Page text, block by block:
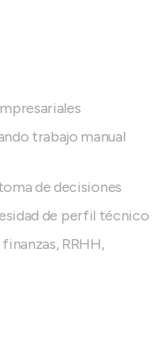
trabajo manual
de decisiones
de perfil técnico
RRHH,